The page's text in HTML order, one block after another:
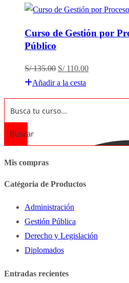
Curso de Gestión por
Público
S/135.00 El
precio
original
era:
S/110.00El
actual
Añadir a la cesta
Buscar
Mis compras
Catégoria de Productos
Administración
Gestión Pública
Derecho y Legislación
Diplomados
Entradas recientes